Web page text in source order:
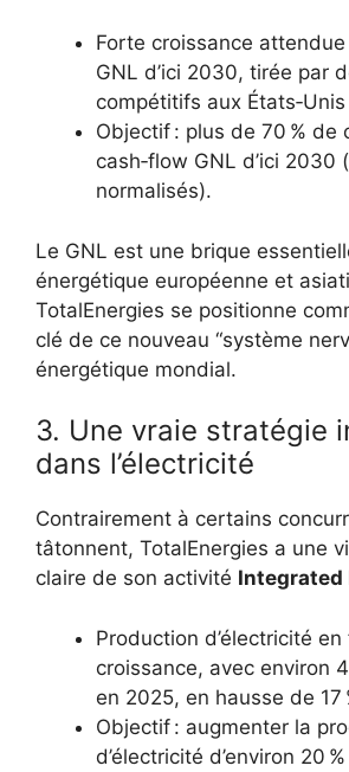
Forte croissance
GNL d’ici 2030, tirée par
compétitifs aux
Objectif : plus de 70 % de
cash‑flow GNL d’ici 2030
normalisés).
Le GNL est une brique
énergétique européenne et
TotalEnergies se positionne
clé de ce nouveau “système
énergétique mondial.
3. Une vraie stratégie
dans l’électricité
Contrairement à certains
tâtonnent, TotalEnergies a une
claire de son activité Integrated
Production d’électricité
croissance, avec environ
en 2025, en hausse de 17
Objectif : augmenter la
d’électricité d’environ 20